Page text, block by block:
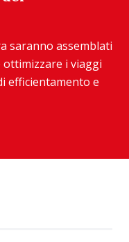
saranno assemblati
i viaggi
efficientamento e